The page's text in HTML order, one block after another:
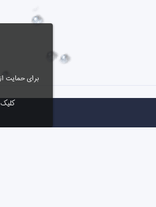
برای حمایت